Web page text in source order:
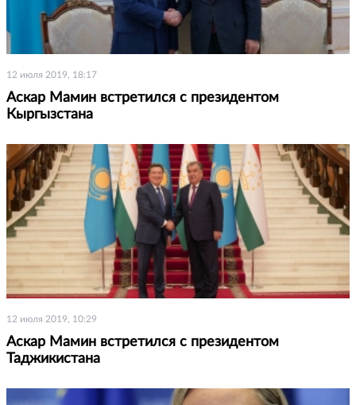
12 июля 2019, 18:17
Аскар Мамин встретился с президентом
Кыргызстана
12 июля 2019, 10:29
Аскар Мамин встретился с президентом
Таджикистана